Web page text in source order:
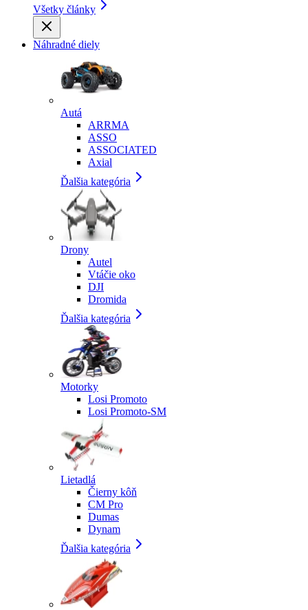
Všetky články
Náhradné diely
Autá
ARRMA
ASSO
ASSOCIATED
Axial
Ďalšia kategória
Drony
Autel
Vtáčie oko
DJI
Dromida
Ďalšia kategória
Motorky
Losi Promoto
Losi Promoto-SM
Lietadlá
Čierny kôň
CM Pro
Dumas
Dynam
Ďalšia kategória